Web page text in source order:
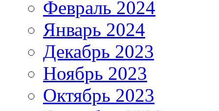
Февраль 2024
Январь 2024
Декабрь 2023
Ноябрь 2023
Октябрь 2023